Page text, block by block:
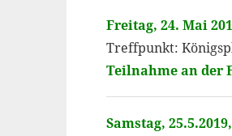
Freitag, 24. Mai
Treffpunkt:
Teilnahme an der
Samstag,